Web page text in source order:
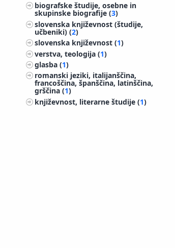
biografske študije, osebne in
skupinske biografije (3)
slovenska književnost (študije,
učbeniki) (2)
slovenska književnost (1)
verstva, teologija (1)
glasba (1)
romanski jeziki, italijanščina,
francoščina, španščina, latinščina,
grščina (1)
književnost, literarne študije (1)